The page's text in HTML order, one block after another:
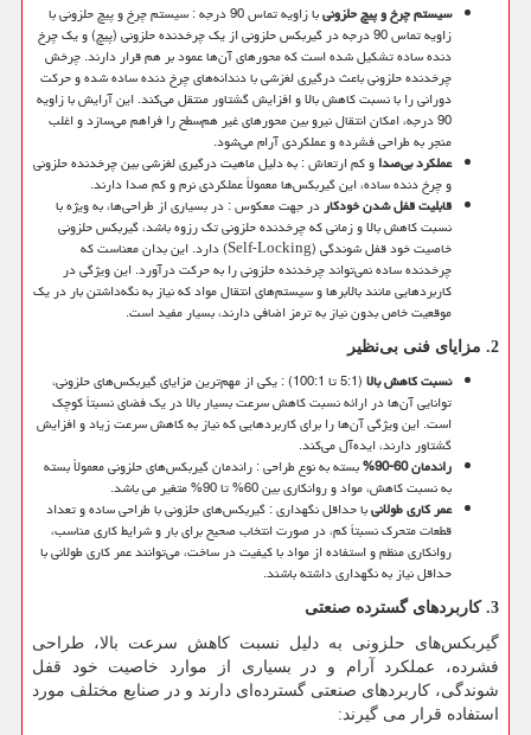
سیستم چرخ و پیچ حلزونی
با زاویه تماس 90 درجه : سیستم چرخ و پیچ حلزونی با
زاویه تماس 90 درجه در گیربکس حلزونی از یک چرخدنده حلزونی (پیچ) و یک چرخ
دنده ساده تشکیل شده است که محورهای آن‌ها عمود بر هم قرار دارند. چرخش
چرخدنده حلزونی باعث درگیری لغزشی با دندانه‌های چرخ دنده ساده شده و حرکت
دورانی را با نسبت کاهش بالا و افزایش گشتاور منتقل می‌کند. این آرایش با زاویه
90 درجه، امکان انتقال نیرو بین محورهای غیر هم‌سطح را فراهم می‌سازد و اغلب
منجر به طراحی فشرده و عملکردی آرام می‌شود.
عملکرد بی‌صداو کم ارتعاش : به دلیل ماهیت درگیری لغزشی بین چرخدنده حلزونی
و چرخ دنده ساده، این گیربکس‌ها معمولاً عملکردی نرم و کم صدا دارند.
قابلیت قفل شدن خودکاردر جهت معکوس : در بسیاری از طراحی‌ها، به ویژه با
نسبت کاهش بالا و زمانی که چرخدنده حلزونی تک رزوه باشد، گیربکس حلزونی
خاصیت خود قفل شوندگی (Self-Locking) دارد. این بدان معناست که
چرخدنده ساده نمی‌تواند چرخدنده حلزونی را به حرکت درآورد. این ویژگی در
کاربردهایی مانند بالابرها و سیستم‌های انتقال مواد که نیاز به نگه‌داشتن بار در یک
موقعیت خاص بدون نیاز به ترمز اضافی دارند، بسیار مفید است.
2. مزایای فنی بی‌نظیر
نسبت کاهش بالا(
5:1
تا 100:1) : یکی از مهم‌ترین مزایای گیربکس‌های حلزونی،
توانایی آن‌ها در ارائه نسبت کاهش سرعت بسیار بالا در یک فضای نسبتاً کوچک
است. این ویژگی آن‌ها را برای کاربردهایی که نیاز به کاهش سرعت زیاد و افزایش
گشتاور دارند، ایده‌آل می‌کند.
راندمان 60-90
%بسته به نوع طراحی : راندمان گیربکس‌های حلزونی معمولاً بسته
به نسبت کاهش، مواد و روانکاری بین 60% تا 90% متغیر می باشد.
عمر کاری طولانیبا حداقل نگهداری : گیربکس‌های حلزونی با طراحی ساده و تعداد
قطعات متحرک نسبتاً کم، در صورت انتخاب صحیح برای بار و شرایط کاری مناسب،
روانکاری منظم و استفاده از مواد با کیفیت در ساخت، می‌توانند عمر کاری طولانی با
حداقل نیاز به نگهداری داشته باشند.
3. کاربردهای گسترده صنعتی
گیربکس‌های حلزونی به دلیل نسبت کاهش سرعت بالا، طراحی
فشرده، عملکرد آرام و در بسیاری از موارد خاصیت خود قفل
شوندگی، کاربردهای صنعتی گسترده‌ای دارند و در صنایع مختلف مورد
استفاده قرار می گیرند: